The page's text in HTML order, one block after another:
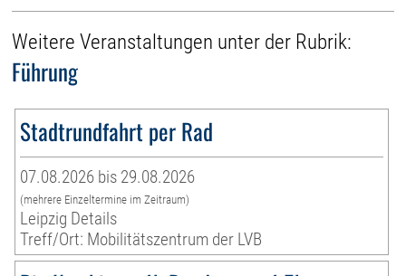
Weitere Veranstaltungen unter der Rubrik:
Führung
Stadtrundfahrt per Rad
07.08.2026 bis 29.08.2026
(mehrere Einzeltermine im Zeitraum)
Leipzig Details
Treff/Ort: Mobilitätszentrum der LVB